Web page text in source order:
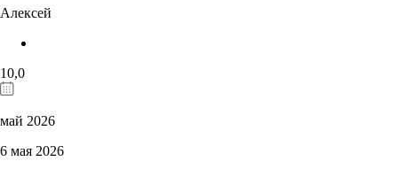
Алексей
10,0
май 2026
6 мая 2026